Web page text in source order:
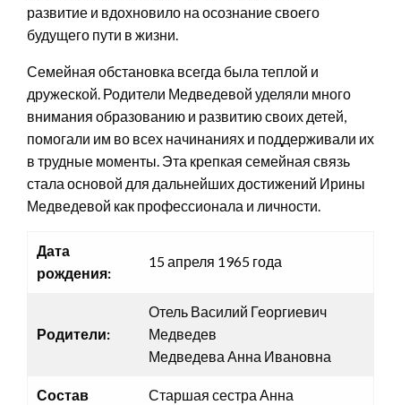
развитие и вдохновило на осознание своего
будущего пути в жизни.
Семейная обстановка всегда была теплой и
дружеской. Родители Медведевой уделяли много
внимания образованию и развитию своих детей,
помогали им во всех начинаниях и поддерживали их
в трудные моменты. Эта крепкая семейная связь
стала основой для дальнейших достижений Ирины
Медведевой как профессионала и личности.
Дата
рождения:
15 апреля 1965 года
Родители:
Отель Василий Георгиевич
Медведев
Медведева Анна Ивановна
Состав
Старшая сестра Анна